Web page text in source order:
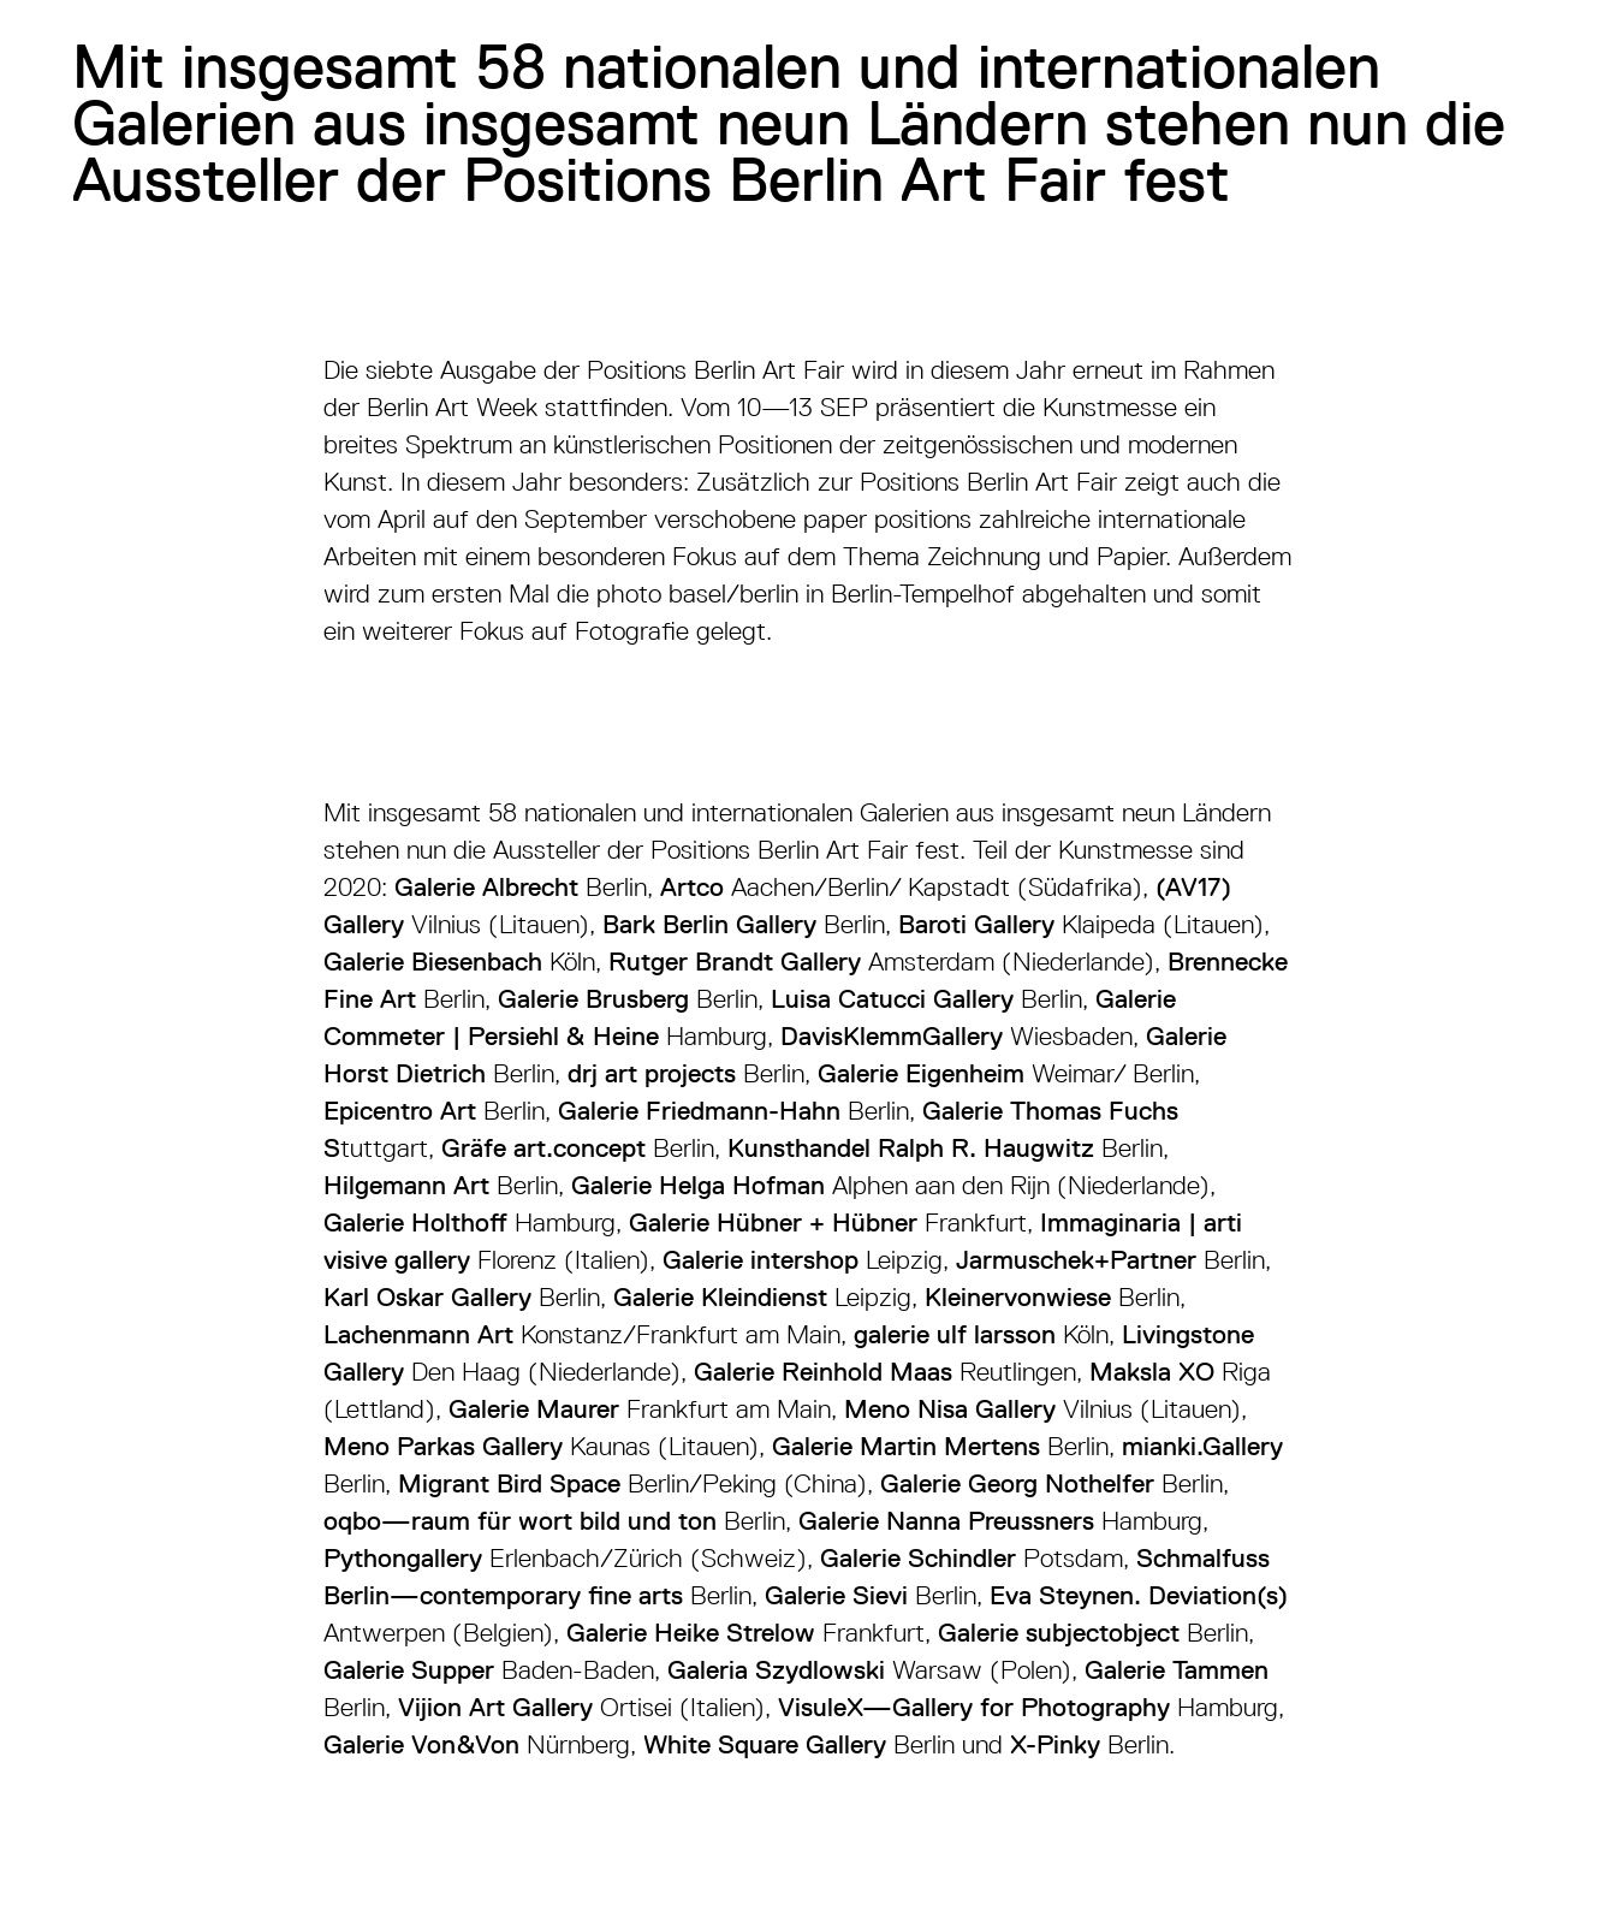
Mit insgesamt 58 nationalen und internationalen
Galerien aus insgesamt neun Ländern stehen nun die
Aussteller der Positions Berlin Art Fair fest
Die siebte Ausgabe der Positions Berlin Art Fair wird in diesem Jahr erneut im Rahmen
der Berlin Art Week stattfinden. Vom 10—13 SEP präsentiert die Kunstmesse ein
breites Spektrum an künstlerischen Positionen der zeitgenössischen und modernen
Kunst. In diesem Jahr besonders: Zusätzlich zur Positions Berlin Art Fair zeigt auch die
vom April auf den September verschobene paper positions zahlreiche internationale
Arbeiten mit einem besonderen Fokus auf dem Thema Zeichnung und Papier. Außerdem
wird zum ersten Mal die photo basel/berlin in Berlin-Tempelhof abgehalten und somit
ein weiterer Fokus auf Fotografie gelegt.
Mit insgesamt 58 nationalen und internationalen Galerien aus insgesamt neun Ländern
stehen nun die Aussteller der Positions Berlin Art Fair fest. Teil der Kunstmesse sind
2020: Galerie AlbrechtBerlin, ArtcoAachen/Berlin/ Kapstadt (Südafrika), (AV17)
Gallery Vilnius (Litauen), Bark Berlin GalleryBerlin, Baroti Gallery Klaipeda (Litauen),
Galerie Biesenbach Köln, Rutger Brandt GalleryAmsterdam (Niederlande), Brennecke
Fine ArtBerlin, Galerie Brusberg Berlin, Luisa Catucci GalleryBerlin, Galerie
Commeter | Persiehl & Heine Hamburg, DavisKlemmGalleryWiesbaden, Galerie
Horst Dietrich Berlin, drj art projectsBerlin, Galerie Eigenheim Weimar/ Berlin,
Epicentro ArtBerlin, Galerie Friedmann-Hahn Berlin, Galerie Thomas Fuchs
Stuttgart, Gräfe art.conceptBerlin, Kunsthandel Ralph R. HaugwitzBerlin,
Hilgemann Art Berlin, Galerie Helga Hofman Alphen aan den Rijn (Niederlande),
Galerie HolthoffHamburg, Galerie Hübner + Hübner Frankfurt, Immaginaria | arti
visive galleryFlorenz (Italien), Galerie intershop Leipzig, Jarmuschek+PartnerBerlin,
Karl Oskar GalleryBerlin, Galerie Kleindienst Leipzig, Kleinervonwiese Berlin,
Lachenmann Art Konstanz/Frankfurt am Main, galerie ulf larsson Köln, Livingstone
GalleryDen Haag (Niederlande), Galerie Reinhold MaasReutlingen, Maksla XORiga
(Lettland), Galerie MaurerFrankfurt am Main, Meno Nisa Gallery Vilnius (Litauen),
Meno Parkas GalleryKaunas (Litauen), Galerie Martin MertensBerlin, mianki.Gallery
Berlin, Migrant Bird SpaceBerlin/Peking (China), Galerie Georg NothelferBerlin,
oqbo—raum für wort bild und ton Berlin, Galerie Nanna PreussnersHamburg,
Pythongallery Erlenbach/Zürich (Schweiz), Galerie Schindler Potsdam, Schmalfuss
Berlin—contemporary fine arts Berlin, Galerie Sievi Berlin, Eva Steynen. Deviation(s)
Antwerpen (Belgien), Galerie Heike Strelow Frankfurt, Galerie subjectobjectBerlin,
Galerie Supper Baden-Baden, Galeria Szydlowski Warsaw (Polen), Galerie Tammen
Berlin, Vijion Art GalleryOrtisei (Italien), VisuleX—Gallery for PhotographyHamburg,
Galerie Von&Von Nürnberg, White Square GalleryBerlin und X-Pinky Berlin.